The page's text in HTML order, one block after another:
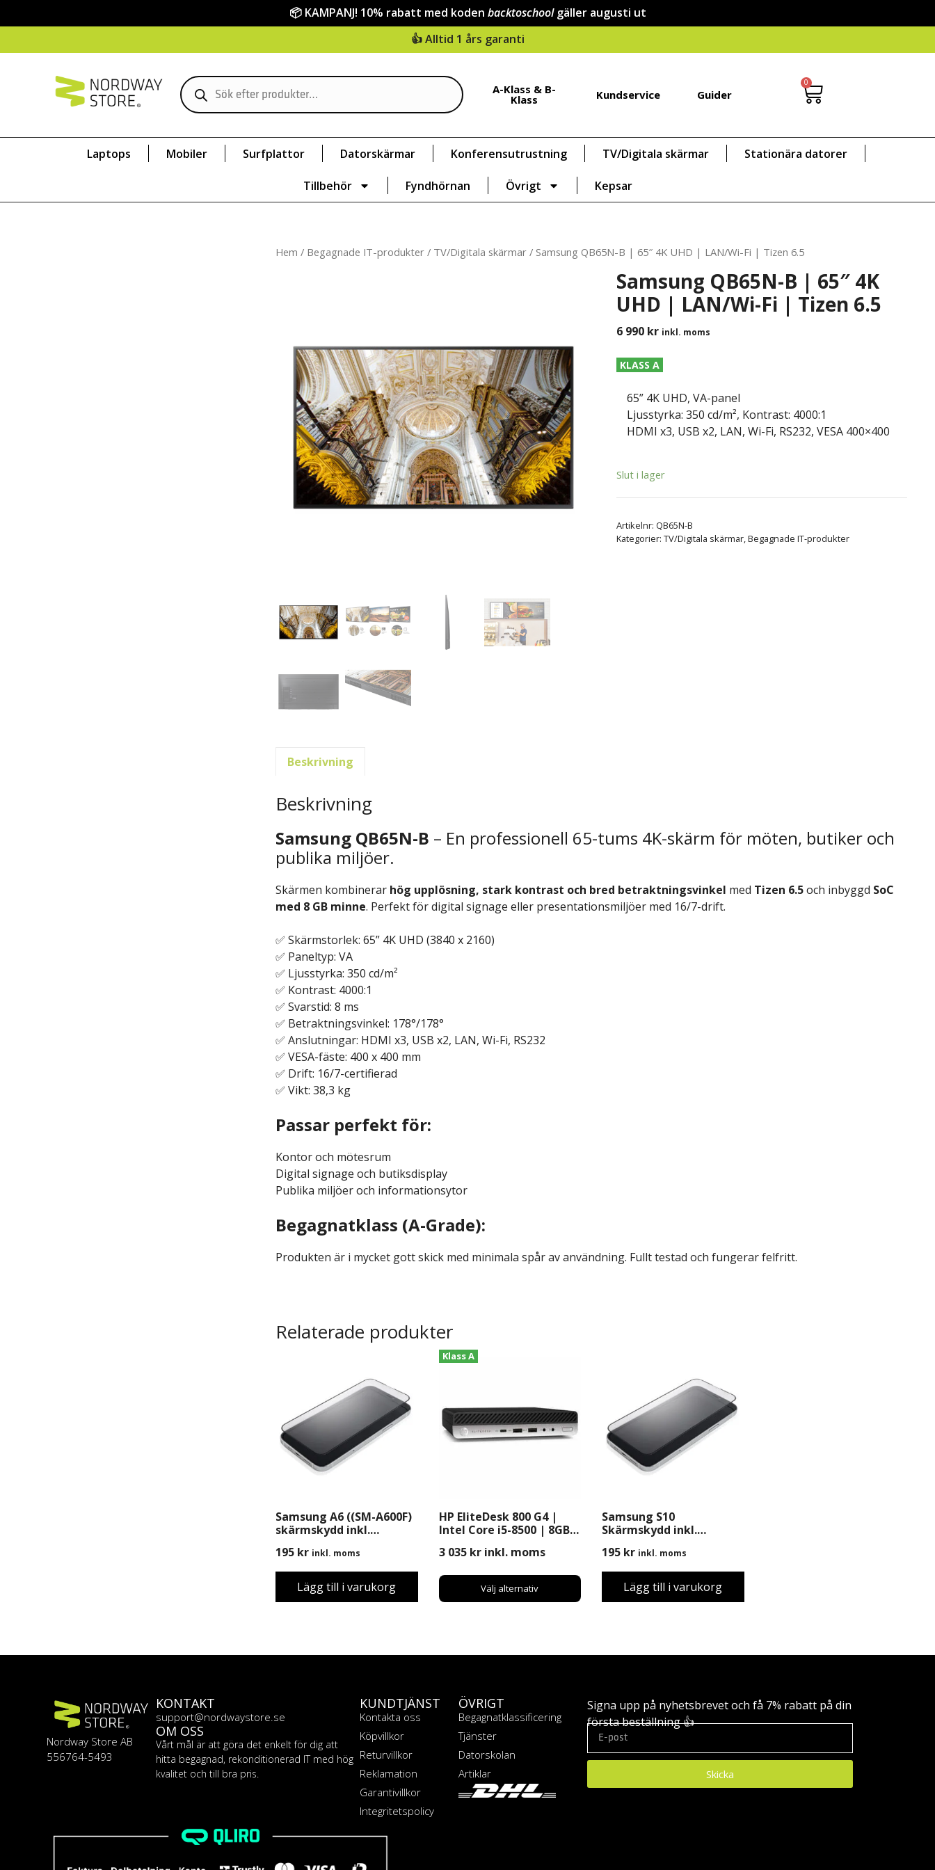
📦 KAMPANJ! 10% rabatt med koden backtoschool gäller augusti ut
👍 Alltid 1 års garanti
A-Klass & B-
Klass Kundservice Guider
0
Laptops Mobiler Surfplattor Datorskärmar Konferensutrustning TV/Digitala skärmar Stationära datorer
Tillbehör Fyndhörnan Övrigt Kepsar
Hem / Begagnade IT-produkter / TV/Digitala skärmar / Samsung QB65N-B | 65″ 4K UHD | LAN/Wi-Fi | Tizen 6.5
Samsung QB65N-B | 65″ 4K
UHD | LAN/Wi-Fi | Tizen 6.5
6 990 kr inkl. moms
KLASS A
65” 4K UHD, VA-panel
Ljusstyrka: 350 cd/m², Kontrast: 4000:1
HDMI x3, USB x2, LAN, Wi-Fi, RS232, VESA 400×400
Slut i lager
Artikelnr: QB65N-B
Kategorier:TV/Digitala skärmar,Begagnade IT-produkter
Beskrivning
Beskrivning
Samsung QB65N-B – En professionell 65-tums 4K-skärm för möten, butiker och
publika miljöer.
Skärmen kombinerar hög upplösning, stark kontrast och bred betraktningsvinkel med Tizen 6.5och inbyggd SoC
med 8 GB minne. Perfekt för digital signage eller presentationsmiljöer med 16/7-drift.
✅ Skärmstorlek: 65” 4K UHD (3840 x 2160)
✅ Paneltyp: VA
✅ Ljusstyrka: 350 cd/m²
✅ Kontrast: 4000:1
✅ Svarstid: 8 ms
✅ Betraktningsvinkel: 178°/178°
✅ Anslutningar: HDMI x3, USB x2, LAN, Wi-Fi, RS232
✅ VESA-fäste: 400 x 400 mm
✅ Drift: 16/7-certifierad
✅ Vikt: 38,3 kg
Passar perfekt för:
Kontor och mötesrum
Digital signage och butiksdisplay
Publika miljöer och informationsytor
Begagnatklass (A-Grade):
Produkten är i mycket gott skick med minimala spår av användning. Fullt testad och fungerar felfritt.
Relaterade produkter
Samsung A6 ((SM-A600F)
skärmskydd inkl.
195 kr inkl. moms
Lägg till i varukorg
HP EliteDesk 800 G4 |
Intel Core i5-8500 | 8GB |
Pro
Klass A
3 035 krinkl. moms
Välj alternativ
Samsung S10
Skärmskydd inkl.
195 kr inkl. moms
Lägg till i varukorg
Nordway Store AB
556764-5493
KONTAKT
support@nordwaystore.se
OM OSS
Vårt mål är att göra det enkelt för dig att
hitta begagnad, rekonditionerad IT med hög
kvalitet och till bra pris.
KUNDTJÄNST
Kontakta oss
Köpvillkor
Returvillkor
Reklamation
Garantivillkor
Integritetspolicy
ÖVRIGT
Begagnatklassificering
Tjänster
Datorskolan
Artiklar
Signa upp på nyhetsbrevet och få 7% rabatt på din
första beställning 👍
Skicka